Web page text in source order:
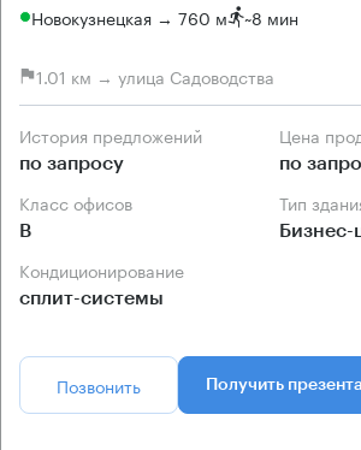
Новокузнецкая → 760 м ~8 мин
1.01 км → улица Садоводства
История предложений
по запросу
Цена
по
Класс офисов
B
Тип
Бизнес-
Кондиционирование
сплит-системы
Позвонить Получить